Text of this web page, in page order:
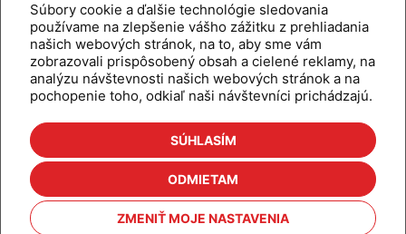
Súbory cookie a ďalšie technológie sledovania
používame na zlepšenie vášho zážitku z prehliadania
našich webových stránok, na to, aby sme vám
zobrazovali prispôsobený obsah a cielené reklamy, na
analýzu návštevnosti našich webových stránok a na
pochopenie toho, odkiaľ naši návštevníci prichádzajú.
SÚHLASÍM
ODMIETAM
ZMENIŤ MOJE NASTAVENIA
Domov
Produkty
Aktuality
Odber šikovné tipy
Kalkulačky
Cenníky
Na stiahnutie
Referencie
Kontakt